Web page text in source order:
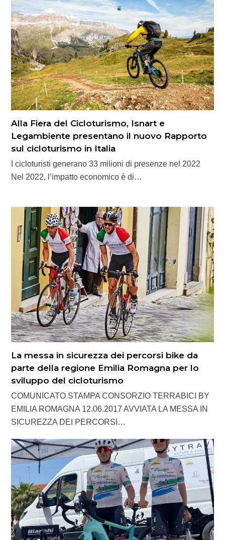
Alla Fiera del Cicloturismo, Isnart e
Legambiente presentano il nuovo Rapporto
sul cicloturismo in Italia
I cicloturisti generano 33 milioni di presenze nel 2022
Nel 2022, l’impatto economico è di…
La messa in sicurezza dei percorsi bike da
parte della regione Emilia Romagna per lo
sviluppo del cicloturismo
COMUNICATO STAMPA CONSORZIO TERRABICI BY
EMILIA ROMAGNA 12.06.2017 AVVIATA LA MESSA IN
SICUREZZA DEI PERCORSI…